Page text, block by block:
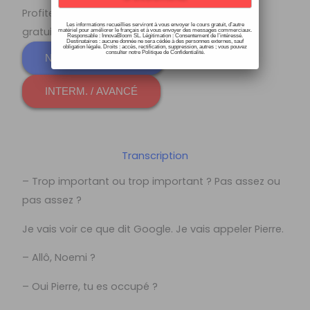
Profite de nos cours de français totalement
gratuits:
NIVEAU DÉBUTANT
INTERM. / AVANCÉ
Transcription
– Trop important ou trop important ? Pas assez ou
pas assez ?
Je vais voir ce que dit Google. Je vais appeler Pierre.
– Allô, Noemi ?
– Oui Pierre, tu es occupé ?
Les informations recueillies serviront à vous envoyer le cours gratuit, d’autre
matériel pour améliorer le français et à vous envoyer des messages commerciaux.
Responsable : InnovaBloom SL. Légitimation : Consentement de l’intéressé.
Destinataires : aucune donnée ne sera cédée à des personnes externes, sauf
obligation légale. Droits : accès, rectification, suppression, autres ; vous pouvez
consulter notre Politique de Confidentialité.